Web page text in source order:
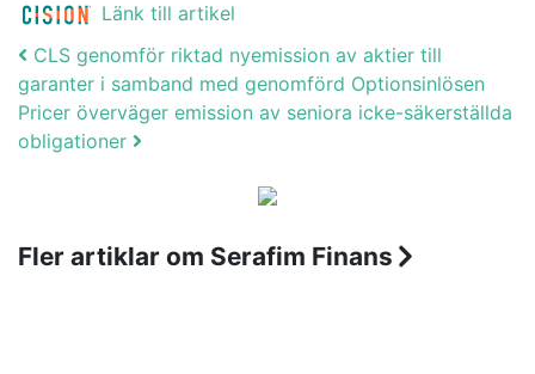
Länk till artikel
Post navigation
CLS genomför riktad nyemission av aktier till
garanter i samband med genomförd Optionsinlösen
Pricer överväger emission av seniora icke-säkerställda
obligationer
Fler artiklar om Serafim Finans